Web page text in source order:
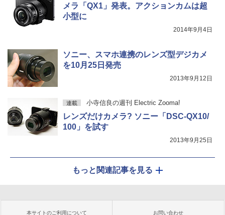
メラ「QX1」発表。アクションカムは超
小型に
2014年9月4日
ソニー、スマホ連携のレンズ型デジカメ
を10月25日発売
2013年9月12日
連載 小寺信良の週刊 Electric Zooma!
レンズだけカメラ? ソニー「DSC-QX10/
100」を試す
2013年9月25日
もっと関連記事を見る
本サイトのご利用について お問い合わせ